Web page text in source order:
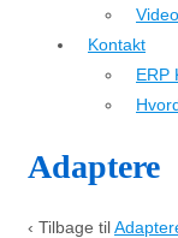
Video
Kontakt
ERP
Adaptere
‹ Tilbage til